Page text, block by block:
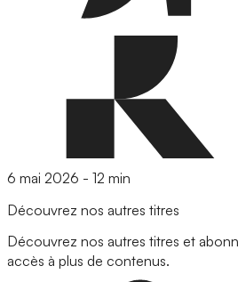
6 mai 2026 - 12 min
Découvrez nos autres titres
Découvrez nos autres titres et
accès à plus de contenus.